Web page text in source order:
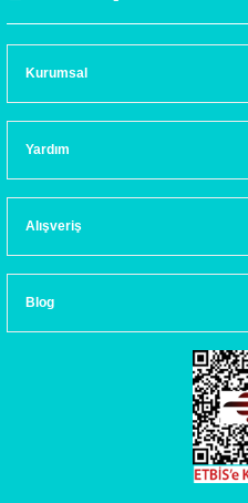
Kurumsal
Yardım
Alışveriş
Blog